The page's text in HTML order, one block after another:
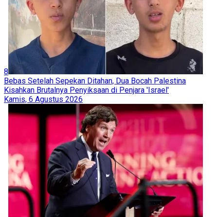
8
Bebas Setelah Sepekan Ditahan, Dua Bocah Palestina
Kisahkan Brutalnya Penyiksaan di Penjara 'Israel'
Kamis, 6 Agustus 2026